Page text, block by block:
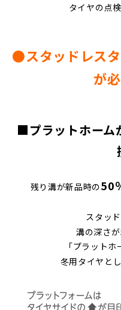
タイヤの点
●スタッドレス
が
■プラットホーム
残り溝が新品時の50
スタッ
溝の深さ
「プラットホ
冬用タイヤと